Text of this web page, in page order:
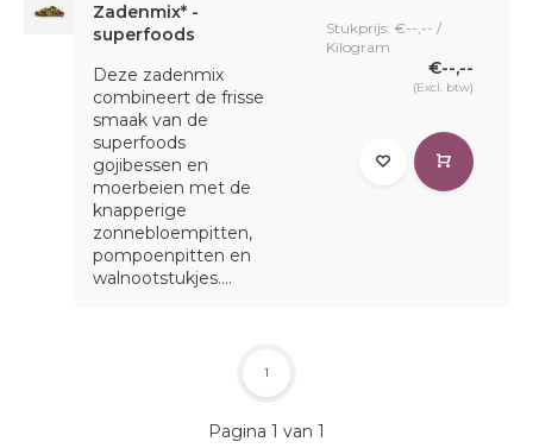
Zadenmix* -
superfoods
Deze zadenmix
combineert de frisse
smaak van de
superfoods
gojibessen en
moerbeien met de
knapperige
zonnebloempitten,
pompoenpitten en
walnootstukjes....
Stukprijs: €--,-- /
Kilogram
€--,--
(Excl. btw)
Pagina 1 van 1
1